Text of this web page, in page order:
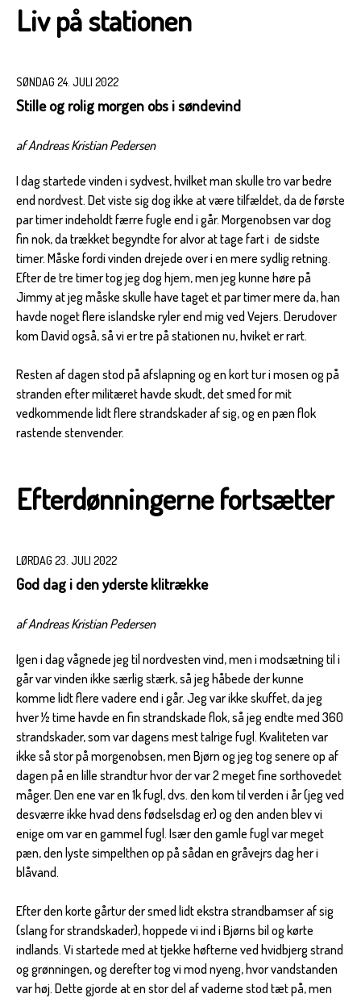
Liv på stationen
SØNDAG 24. JULI 2022
Stille og rolig morgen obs i søndevind
af Andreas Kristian Pedersen
I dag startede vinden i sydvest, hvilket man skulle tro var bedre
end nordvest. Det viste sig dog ikke at være tilfældet, da de første
par timer indeholdt færre fugle end i går. Morgenobsen var dog
fin nok, da trækket begyndte for alvor at tage fart i de sidste
timer. Måske fordi vinden drejede over i en mere sydlig retning.
Efter de tre timer tog jeg dog hjem, men jeg kunne høre på
Jimmy at jeg måske skulle have taget et par timer mere da, han
havde noget flere islandske ryler end mig ved Vejers. Derudover
kom David også, så vi er tre på stationen nu, hviket er rart.
Resten af dagen stod på afslapning og en kort tur i mosen og på
stranden efter militæret havde skudt, det smed for mit
vedkommende lidt flere strandskader af sig, og en pæn flok
rastende stenvender.
Efterdønningerne fortsætter
LØRDAG 23. JULI 2022
God dag i den yderste klitrække
af Andreas Kristian Pedersen
Igen i dag vågnede jeg til nordvesten vind, men i modsætning til i
går var vinden ikke særlig stærk, så jeg håbede der kunne
komme lidt flere vadere end i går. Jeg var ikke skuffet, da jeg
hver ½ time havde en fin strandskade flok, så jeg endte med 360
strandskader, som var dagens mest talrige fugl. Kvaliteten var
ikke så stor på morgenobsen, men Bjørn og jeg tog senere op af
dagen på en lille strandtur hvor der var 2 meget fine sorthovedet
måger. Den ene var en 1k fugl, dvs. den kom til verden i år (jeg ved
desværre ikke hvad dens fødselsdag er) og den anden blev vi
enige om var en gammel fugl. Især den gamle fugl var meget
pæn, den lyste simpelthen op på sådan en gråvejrs dag her i
blåvand.
Efter den korte gårtur der smed lidt ekstra strandbamser af sig
(slang for strandskader), hoppede vi ind i Bjørns bil og kørte
indlands. Vi startede med at tjekke høfterne ved hvidbjerg strand
og grønningen, og derefter tog vi mod nyeng, hvor vandstanden
var høj. Dette gjorde at en stor del af vaderne stod tæt på, men